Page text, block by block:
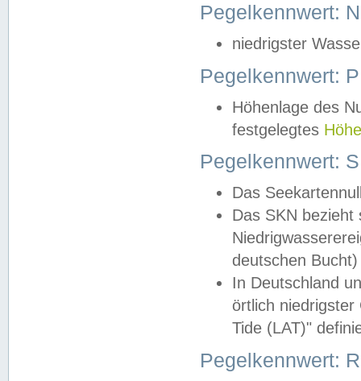
Pegelkennwert:
niedrigster
Pegelkennwert:
Höhenlage des
festgelegtes
Pegelkennwert:
Das
Das SKN
deutschen
In Deutschland
örtlich
Tide (LAT)"
Pegelkennwert: